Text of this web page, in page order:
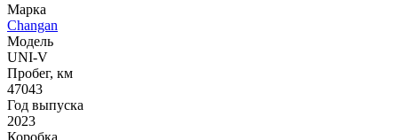
Марка
Changan
Модель
UNI-V
Пробег, км
47043
Год выпуска
2023
Коробка